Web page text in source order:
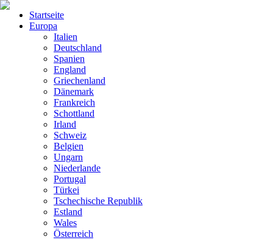
Startseite
Europa
Italien
Deutschland
Spanien
England
Griechenland
Dänemark
Frankreich
Schottland
Irland
Schweiz
Belgien
Ungarn
Niederlande
Portugal
Türkei
Tschechische Republik
Estland
Wales
Österreich